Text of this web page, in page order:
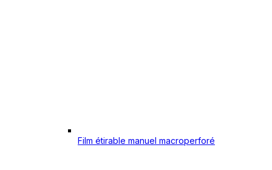
Film étirable manuel macroperforé